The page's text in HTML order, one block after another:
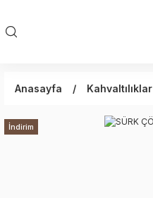
Anasayfa Kahvaltılıklar
İndirim